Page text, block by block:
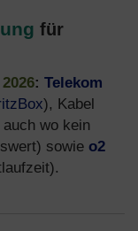
für
: Telekom
), Kabel
wo kein
sowie o2